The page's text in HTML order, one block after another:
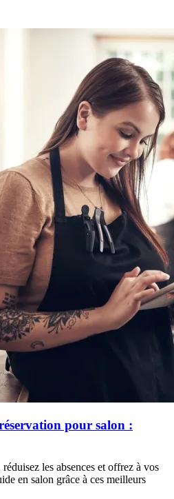
pour salon :
les absences et offrez à vos
en salon grâce à ces meilleurs